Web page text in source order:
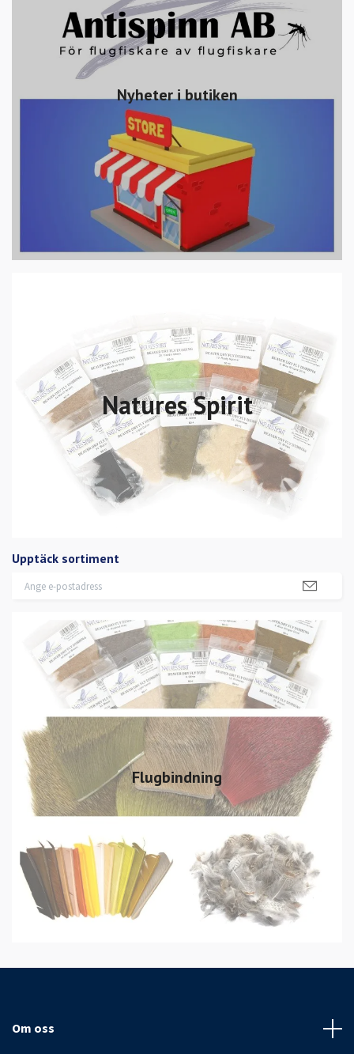
Nyheter i butiken
Natures Spirit
Upptäck sortiment
Flugbindning
Om oss